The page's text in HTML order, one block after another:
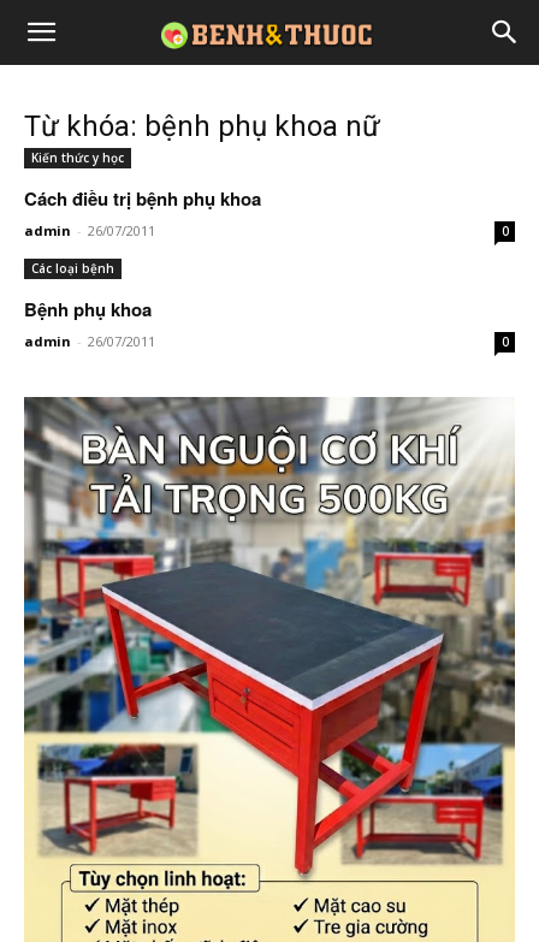
Từ khóa: bệnh phụ khoa nữ
Kiến thức y học
Cách điều trị bệnh phụ khoa
admin - 26/07/2011 0
Các loại bệnh
Bệnh phụ khoa
admin - 26/07/2011 0